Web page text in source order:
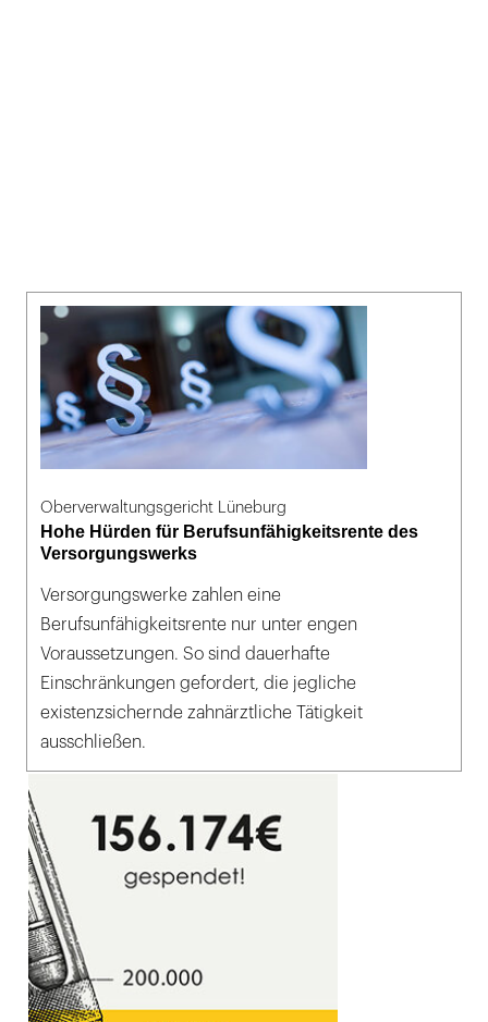
Oberverwaltungsgericht Lüneburg
Hohe Hürden für Berufsunfähigkeitsrente des
Versorgungswerks
Versorgungswerke zahlen eine
Berufsunfähigkeitsrente nur unter engen
Voraussetzungen. So sind dauerhafte
Einschränkungen gefordert, die jegliche
existenzsichernde zahnärztliche Tätigkeit
ausschließen.